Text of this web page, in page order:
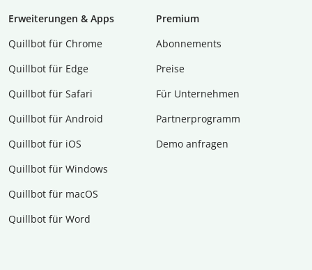
Erweiterungen & Apps
Quillbot für Chrome
Quillbot für Edge
Quillbot für Safari
Quillbot für Android
Quillbot für iOS
Quillbot für Windows
Quillbot für macOS
Quillbot für Word
Premium
Abon­ne­ments
Preise
Für Unternehmen
Partnerprogramm
Demo anfragen